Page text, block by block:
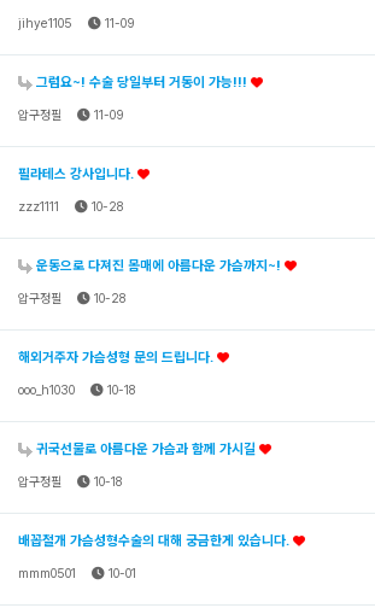
jihye1105 11-09
그럼요~! 수술 당일부터 거동이 가능!!!
압구정필 11-09
필라테스 강사입니다.
zzz1111 10-28
운동으로 다져진 몸매에 아름다운 가슴까지~!
압구정필 10-28
해외거주자 가슴성형 문의 드립니다.
ooo_h1030 10-18
귀국선물로 아름다운 가슴과 함께 가시길
압구정필 10-18
배꼽절개 가슴성형수술의 대해 궁금한게 있습니다.
mmm0501 10-01